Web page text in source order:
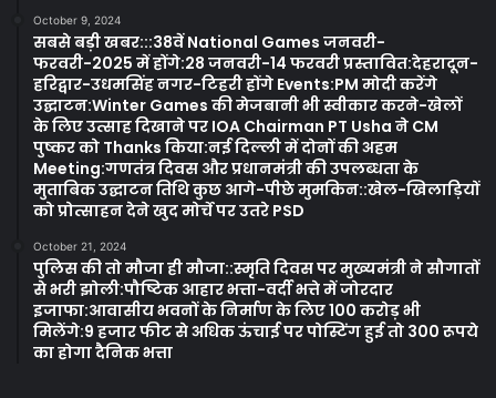
October 9, 2024
सबसे बड़ी खबर:::38वें National Games जनवरी-
फरवरी-2025 में होंगे:28 जनवरी-14 फरवरी प्रस्तावित:देहरादून-
हरिद्वार-उधमसिंह नगर-टिहरी होंगे Events:PM मोदी करेंगे
उद्घाटन:Winter Games की मेजबानी भी स्वीकार करने-खेलों
के लिए उत्साह दिखाने पर IOA Chairman PT Usha ने CM
पुष्कर को Thanks किया:नई दिल्ली में दोनों की अहम
Meeting:गणतंत्र दिवस और प्रधानमंत्री की उपलब्धता के
मुताबिक उद्घाटन तिथि कुछ आगे-पीछे मुमकिन::खेल-खिलाड़ियों
को प्रोत्साहन देने खुद मोर्चे पर उतरे PSD
October 21, 2024
पुलिस की तो मौजा ही मौजा::स्मृति दिवस पर मुख्यमंत्री ने सौगातों
से भरी झोली:पौष्टिक आहार भत्ता-वर्दी भत्ते में जोरदार
इजाफा:आवासीय भवनों के निर्माण के लिए 100 करोड़ भी
मिलेंगे:9 हजार फीट से अधिक ऊंचाई पर पोस्टिंग हुई तो 300 रूपये
का होगा दैनिक भत्ता